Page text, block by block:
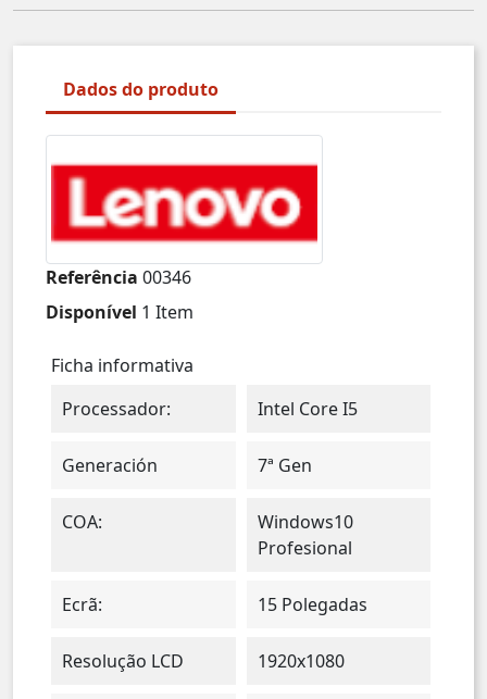
Dados do produto
Referência 00346
Disponível 1 Item
Ficha informativa
Processador:
Intel Core I5
Generación 7ª Gen
COA:
Windows10
Profesional
Ecrã: 15 Polegadas
Resolução LCD 1920x1080